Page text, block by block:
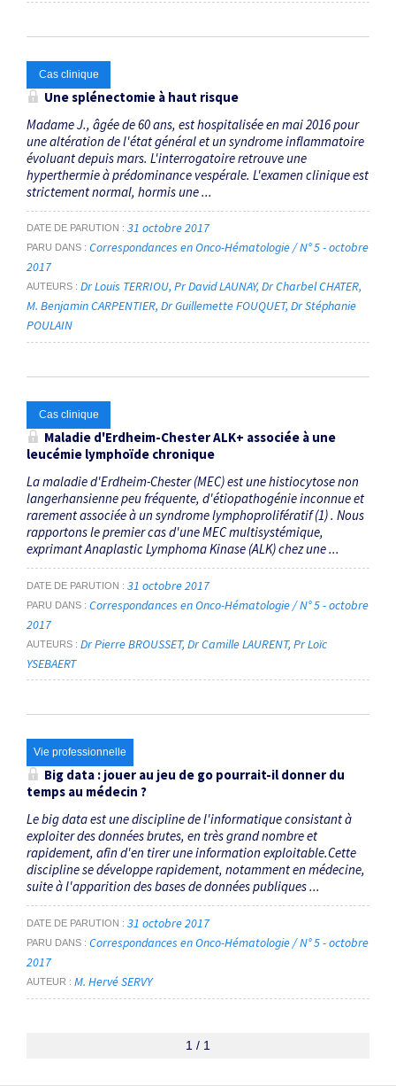
Cas clinique
Une splénectomie à haut risque
Madame J., âgée de 60 ans, est hospitalisée en mai 2016 pour
une altération de l'état général et un syndrome inflammatoire
évoluant depuis mars. L'interrogatoire retrouve une
hyperthermie à prédominance vespérale. L'examen clinique est
strictement normal, hormis une ...
DATE DE PARUTION 31 octobre 2017
PARU DANS
Correspondances en Onco-Hématologie / N° 5 - octobre
2017
AUTEURS Dr Louis TERRIOU Pr David LAUNAY Dr Charbel CHATER
M. Benjamin CARPENTIER Dr Guillemette FOUQUET Dr Stéphanie
POULAIN
Cas clinique
Maladie d'Erdheim-Chester ALK+ associée à une
leucémie lymphoïde chronique
La maladie d'Erdheim-Chester (MEC) est une histiocytose non
langerhansienne peu fréquente, d'étiopathogénie inconnue et
rarement associée à un syndrome lymphoprolifératif (1) . Nous
rapportons le premier cas d'une MEC multisystémique,
exprimant Anaplastic Lymphoma Kinase (ALK) chez une ...
DATE DE PARUTION 31 octobre 2017
PARU DANS
Correspondances en Onco-Hématologie / N° 5 - octobre
2017
AUTEURS Dr Pierre BROUSSET Dr Camille LAURENT Pr Loïc
YSEBAERT
Vie professionnelle
Big data : jouer au jeu de go pourrait-il donner du
temps au médecin ?
Le big data est une discipline de l'informatique consistant à
exploiter des données brutes, en très grand nombre et
rapidement, afin d'en tirer une information exploitable.Cette
discipline se développe rapidement, notamment en médecine,
suite à l'apparition des bases de données publiques ...
DATE DE PARUTION 31 octobre 2017
PARU DANS
Correspondances en Onco-Hématologie / N° 5 - octobre
2017
AUTEUR M. Hervé SERVY
1 / 1